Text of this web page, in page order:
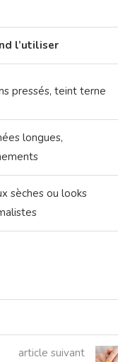
l’utiliser
pressés, teint terne
longues,
sèches ou looks
article suivant